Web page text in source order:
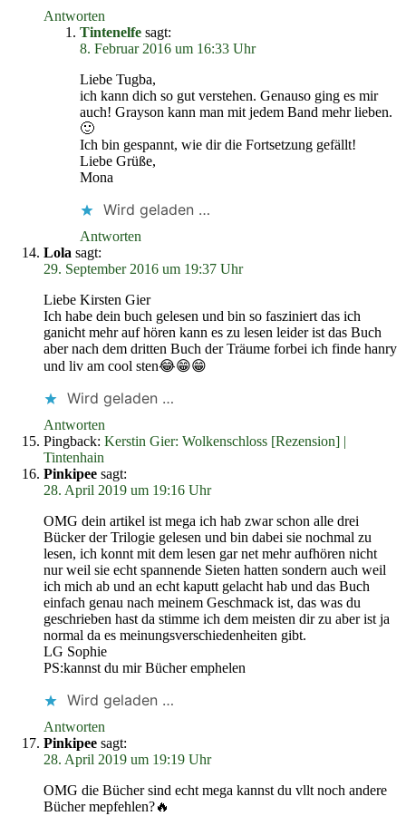
Antworten
Tintenelfe sagt:
8. Februar 2016 um 16:33 Uhr
Liebe Tugba,
ich kann dich so gut verstehen. Genauso ging es mir
auch! Grayson kann man mit jedem Band mehr lieben.
🙂
Ich bin gespannt, wie dir die Fortsetzung gefällt!
Liebe Grüße,
Mona
Wird geladen …
Antworten
Lola sagt:
29. September 2016 um 19:37 Uhr
Liebe Kirsten Gier
Ich habe dein buch gelesen und bin so fasziniert das ich
ganicht mehr auf hören kann es zu lesen leider ist das Buch
aber nach dem dritten Buch der Träume forbei ich finde hanry
und liv am cool sten😂😁😁
Wird geladen …
Antworten
Pingback: Kerstin Gier: Wolkenschloss [Rezension] |
Tintenhain
Pinkipee sagt:
28. April 2019 um 19:16 Uhr
OMG dein artikel ist mega ich hab zwar schon alle drei
Bücker der Trilogie gelesen und bin dabei sie nochmal zu
lesen, ich konnt mit dem lesen gar net mehr aufhören nicht
nur weil sie echt spannende Sieten hatten sondern auch weil
ich mich ab und an echt kaputt gelacht hab und das Buch
einfach genau nach meinem Geschmack ist, das was du
geschrieben hast da stimme ich dem meisten dir zu aber ist ja
normal da es meinungsverschiedenheiten gibt.
LG Sophie
PS:kannst du mir Bücher emphelen
Wird geladen …
Antworten
Pinkipee sagt:
28. April 2019 um 19:19 Uhr
OMG die Bücher sind echt mega kannst du vllt noch andere
Bücher mepfehlen?🔥